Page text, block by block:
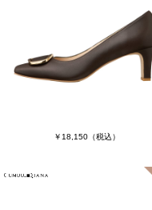
￥18,150（税込）